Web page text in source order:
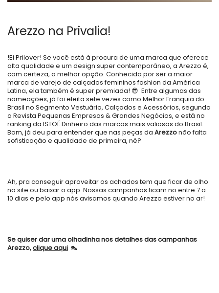
Arezzo na Privalia!
!Ei Prilover! Se você está à procura de uma marca que oferece
alta qualidade e um design super contemporâneo, a Arezzo é,
com certeza, a melhor opção. Conhecida por ser a maior
marca de varejo de calçados femininos fashion da América
Latina, ela também é super premiada! 😎 Entre algumas das
nomeações, já foi eleita sete vezes como Melhor Franquia do
Brasil no Segmento Vestuário, Calçados e Acessórios, segundo
a Revista Pequenas Empresas & Grandes Negócios, e está no
ranking da ISTOÉ Dinheiro das marcas mais valiosas do Brasil.
Bom, já deu para entender que nas peças da Arezzonão falta
sofisticação e qualidade de primeira, né?
Ah, pra conseguir aproveitar os achados tem que ficar de olho
no site ou baixar o app. Nossas campanhas ficam no entre 7 a
10 dias e pelo app nós avisamos quando Arezzo estiver no ar!
Se quiser dar uma olhadinha nos detalhes das campanhas
Arezzo,clique aqui 👠